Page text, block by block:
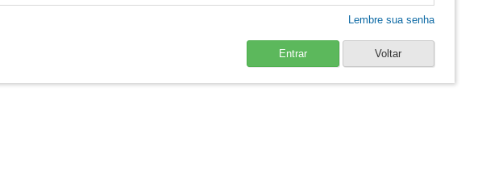
Lembre sua senha
Entrar Voltar